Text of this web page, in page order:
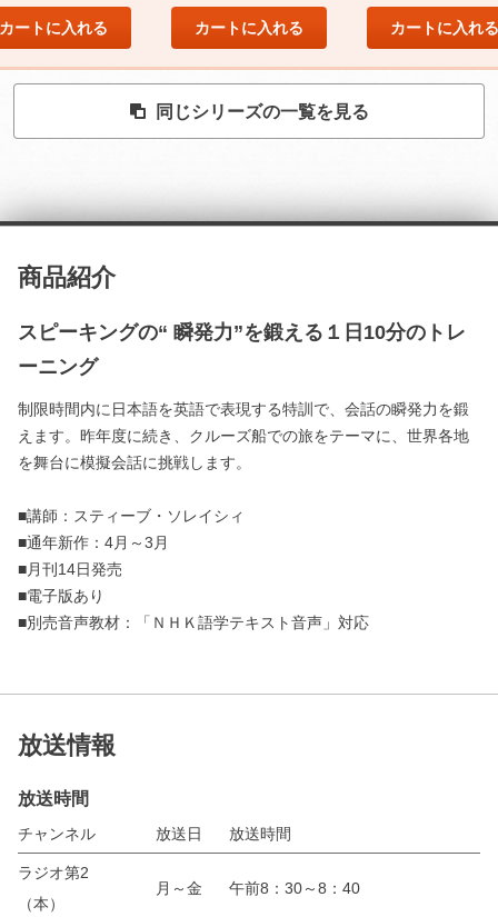
カートに入れる カートに入れる カートに入れる
同じシリーズの一覧を見る
商品紹介
スピーキングの“ 瞬発力”を鍛える１日10分のトレ
ーニング
制限時間内に日本語を英語で表現する特訓で、会話の瞬発力を鍛
えます。昨年度に続き、クルーズ船での旅をテーマに、世界各地
を舞台に模擬会話に挑戦します。
■講師：スティーブ・ソレイシィ
■通年新作：4月～3月
■月刊14日発売
■電子版あり
■別売音声教材：「ＮＨＫ語学テキスト音声」対応
放送情報
放送時間
チャンネル 放送日 放送時間
ラジオ第2
（本）
月～金 午前8：30～8：40